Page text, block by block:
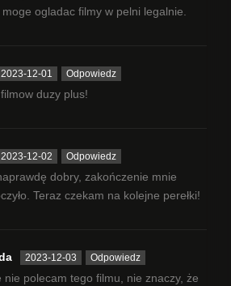
moge ogladac filmy w pelni legalnie.
2023-12-01 Odpowiedz
duzy plus!
2023-12-02 Odpowiedz
dobry, zakończenie mnie
Teraz czekam na kolejne perełki!
2023-12-03 Odpowiedz
nie polecam tego filmu, nie znaczy, że